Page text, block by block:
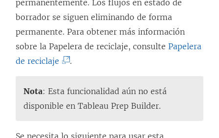
e
permanentemente. Los flujos en estado de
borrador se siguen eliminando de forma
permanente. Para obtener más información
sobre la Papelera de reciclaje, consulte Papelera
de reciclaje
l
e
.
Nota: Esta funcionalidad aún no está
disponible en Tableau Prep Builder.